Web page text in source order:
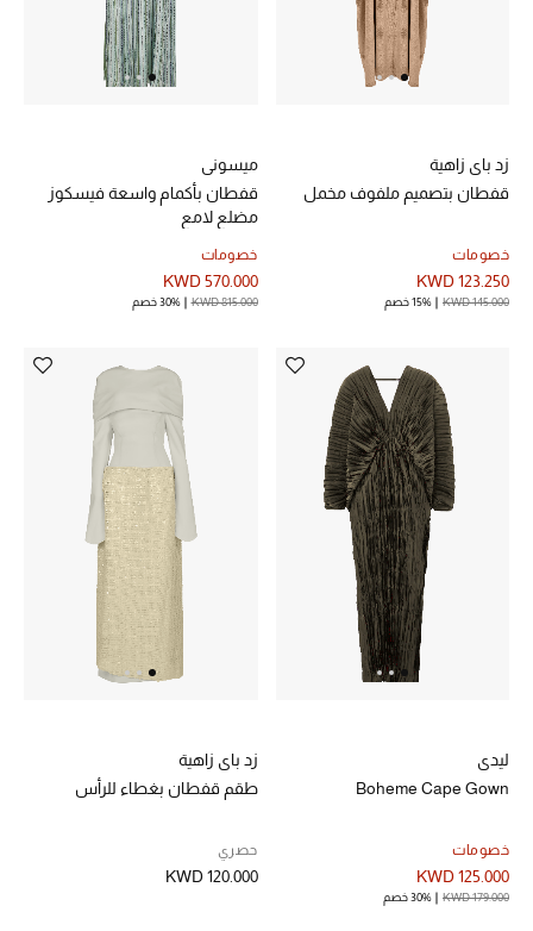
زد باي زاهية
قفطان بتصميم ملفوف مخمل
خصومات
KWD 123.250
KWD 145.000 15% خصم
ميسوني
قفطان بأكمام واسعة فيسكوز
مضلع لامع
خصومات
KWD 570.000
KWD 815.000 30% خصم
ليدي
Boheme Cape Gown
خصومات
KWD 125.000
KWD 179.000 30% خصم
زد باي زاهية
طقم قفطان بغطاء للرأس
حصري
KWD 120.000